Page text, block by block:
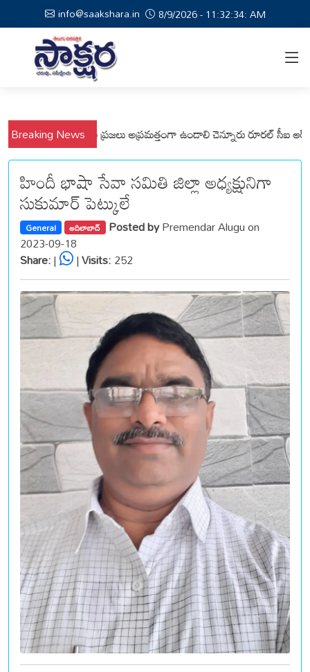
info@saakshara.in 8/9/2026 - 11:32:35: AM
Breaking News
మండలాల ప్రజలు అప్రమత్తంగా ఉండాలి చెన్నూరు రూరల్ సీఐ ఆర్. కృష్ణ
హిందీ భాషా సేవా సమితి జిల్లా అధ్యక్షునిగా
సుకుమార్ పెట్కులే
General ఆదిలాబాద్ Posted byPremendar Alugu on
2023-09-18
Share:| |Visits:252